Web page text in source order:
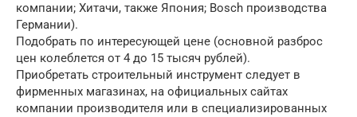
компании; Хитачи, также Япония; Bosch производства
Германии).
Подобрать по интересующей цене (основной разброс
цен колеблется от 4 до 15 тысяч рублей).
Приобретать строительный инструмент следует в
фирменных магазинах, на официальных сайтах
компании производителя или в специализированных